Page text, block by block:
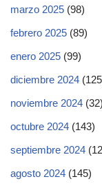
marzo 2025 (98)
febrero 2025 (89)
enero 2025 (99)
diciembre 2024
noviembre 2024 (32)
octubre 2024 (143)
septiembre 2024
agosto 2024 (145)